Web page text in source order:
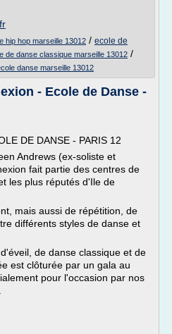
hip hop marseille 13012 / ecole de
de danse classique marseille 13012 /
danse marseille 13012
- Ecole de Danse -
DE DANSE - PARIS 12
Andrews (ex-soliste et
fait partie des centres de
les plus réputés d'Ile de
mais aussi de répétition, de
différents styles de danse et
de danse classique et de
est clôturée par un gala au
pour l'occasion par nos